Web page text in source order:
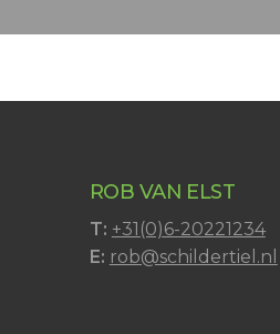
ROB VAN ELST
T: +31(0)6-20221234
E: rob@schildertiel.nl